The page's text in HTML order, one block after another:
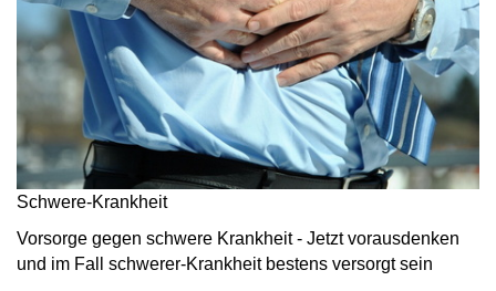
Schwere-Krankheit
Vorsorge gegen schwere Krankheit- Jetzt vorausdenken
und im Fall schwerer-Krankheit bestens versorgt sein